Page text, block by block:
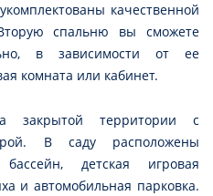
качественной
спальню вы сможете
в зависимости от ее
комната или кабинет.
закрытой территории с
В саду расположены
детская игровая
и автомобильная парковка.